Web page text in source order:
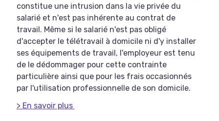
constitue une intrusion dans la vie privée du
salarié et n'est pas inhérente au contrat de
travail. Même si le salarié n'est pas obligé
d'accepter le télétravail à domicile ni d'y installer
ses équipements de travail, l'employeur est tenu
de le dédommager pour cette contrainte
particulière ainsi que pour les frais occasionnés
par l'utilisation professionnelle de son domicile.
> En savoir plus